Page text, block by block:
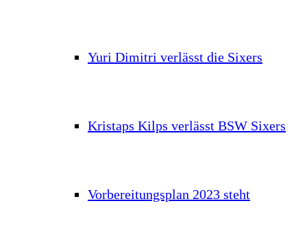
Yuri Dimitri verlässt die Sixers
Kristaps Kilps verlässt BSW Sixers
Vorbereitungsplan 2023 steht